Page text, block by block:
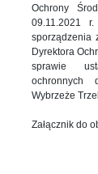
Ochrony
09.11.2021
sporządzenia
Dyrektora
sprawie
ochronnych
Wybrzeże
Załącznik do